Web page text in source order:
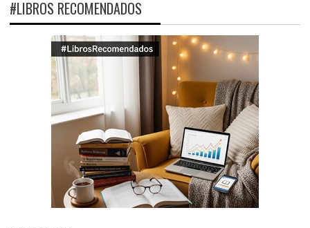
#LIBROS RECOMENDADOS